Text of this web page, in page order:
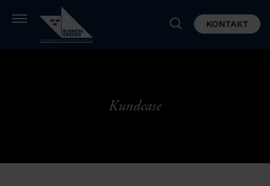
KONTAKT
Kundcase